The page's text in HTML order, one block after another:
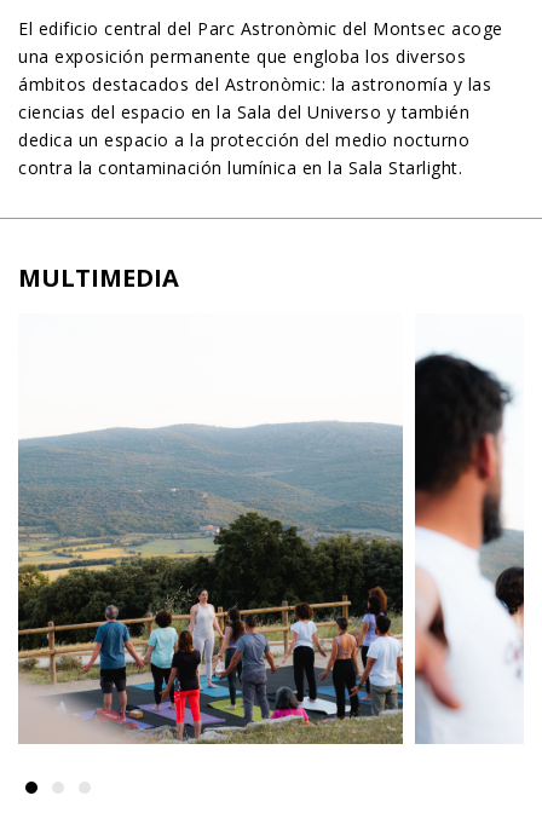
El edificio central del Parc Astronòmic del Montsec acoge
una exposición permanente que engloba los diversos
ámbitos destacados del Astronòmic: la astronomía y las
ciencias del espacio en la Sala del Universo y también
dedica un espacio a la protección del medio nocturno
contra la contaminación lumínica en la Sala Starlight.
MULTIMEDIA